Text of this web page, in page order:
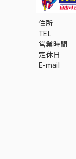
住所
TEL
営業時間
定休日
E-mail